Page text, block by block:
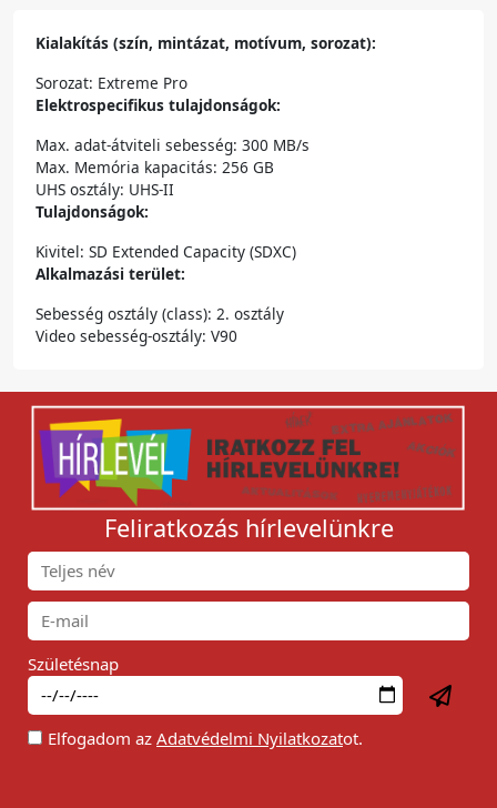
Kialakítás (szín, mintázat, motívum, sorozat):
Sorozat: Extreme Pro
Elektrospecifikus tulajdonságok:
Max. adat-átviteli sebesség: 300 MB/s
Max. Memória kapacitás: 256 GB
UHS osztály: UHS-II
Tulajdonságok:
Kivitel: SD Extended Capacity (SDXC)
Alkalmazási terület:
Sebesség osztály (class): 2. osztály
Video sebesség-osztály: V90
Feliratkozás hírlevelünkre
Születésnap
Elfogadom az Adatvédelmi Nyilatkozatot.